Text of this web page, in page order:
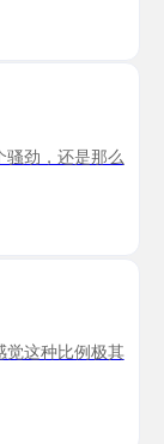
骚劲，还是那么
觉这种比例极其